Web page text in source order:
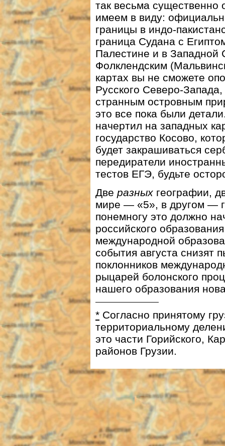
так весьма
имеем в виду:
границы в индо-
граница Судана с
Палестине и в Западной
Фолклендским
картах вы не сможете
Русского Северо-
странным островным
это все пока были
начертил на западных
государство Косово,
будет закрашиваться
передиратели
тестов ЕГЭ, будьте
Две разных географии,
мире — «5», в другом —
понемногу это должно
российского
международной
события августа снизят
поклонников
рыцарей болонского
нашего образования
* Cогласно принятому
территориальному
это части Горийского,
районов Грузии.